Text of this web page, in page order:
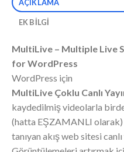
AÇIKLAMA
EK BILGI
MultiLive – Multiple Live
for WordPress
WordPress için
MultiLive Çoklu Canlı
kaydedilmiş videolarla
(hatta EŞZAMANLI olarak)
tanıyan akış web sitesi canlı